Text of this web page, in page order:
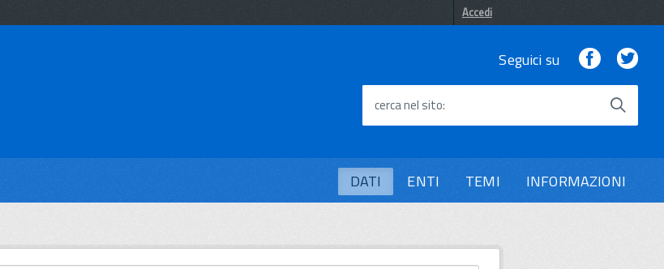
Accedi
Seguici su Facebook
cerca nel sito
DATI ENTI TEMI INFORMAZIONI